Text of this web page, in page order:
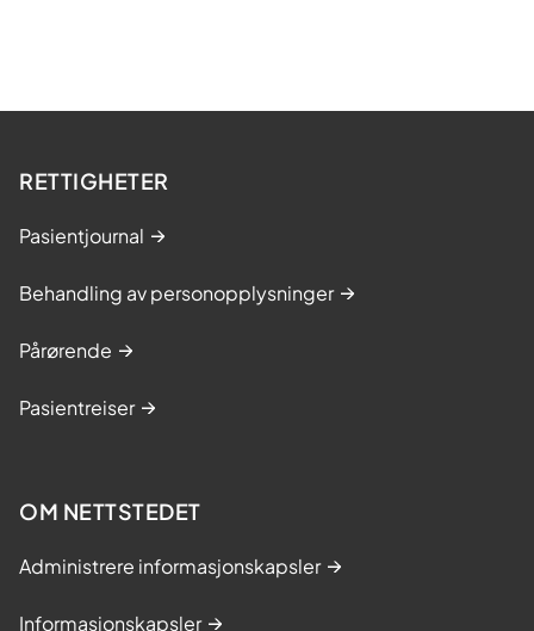
RETTIGHETER
Pasientjournal
Behandling av personopplysninger
Pårørende
Pasientreiser
OM NETTSTEDET
Administrere informasjonskapsler
Informasjonskapsler